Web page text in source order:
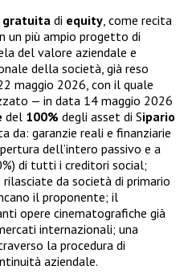
gratuita di equity , come recita
un più ampio progetto di
del valore aziendale e
della società, già reso
maggio 2026, con il quale
— in data 14 maggio 2026
del 100% degli asset di Sipario
da: garanzie reali e finanziarie
dell’intero passivo e a
di tutti i creditori social;
da società di primario
il proponente; il
opere cinematografiche già
internazionali; una
la procedura di
aziendale.